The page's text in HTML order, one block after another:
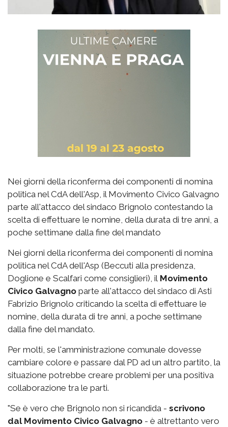
Nei giorni della riconferma dei componenti di nomina
politica nel CdA dell'Asp, il Movimento Civico Galvagno
parte all'attacco del sindaco Brignolo contestando la
scelta di effettuare le nomine, della durata di tre anni, a
poche settimane dalla fine del mandato
Nei giorni della riconferma dei componenti di nomina
politica nel CdA dell'Asp (Beccuti alla presidenza,
Doglione e Scalfari come consiglieri), il Movimento
Civico Galvagno parte all'attacco del sindaco di Asti
Fabrizio Brignolo criticando la scelta di effettuare le
nomine, della durata di tre anni, a poche settimane
dalla fine del mandato.
Per molti, se l'amministrazione comunale dovesse
cambiare colore e passare dal PD ad un altro partito, la
situazione potrebbe creare problemi per una positiva
collaborazione tra le parti.
"Se è vero che Brignolo non si ricandida - scrivono
dal Movimento Civico Galvagno - è altrettanto vero